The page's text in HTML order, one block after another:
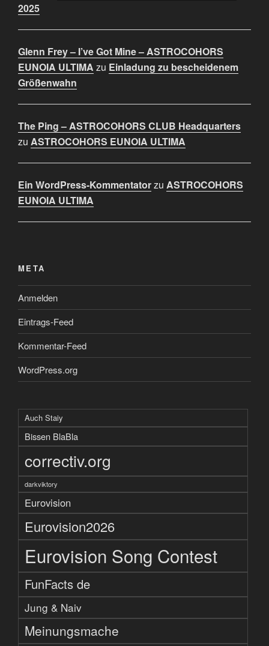
2025
Glenn Frey – I’ve Got Mine – ASTROCOHORS
EUNOIA ULTIMA zu Einladung zu bescheidenem
Größenwahn
The Ping – ASTROCOHORS CLUB Headquarters
zu ASTROCOHORS EUNOIA ULTIMA
Ein WordPress-Kommentatorzu ASTROCOHORS
EUNOIA ULTIMA
META
Anmelden
Eintrags-Feed
Kommentar-Feed
WordPress.org
Auch Staiy
Bissen BlaBla
correctiv.org
darkviktory
Eurovision
Eurovision2026
Eurovision Song Contest
FunFacts de
Jung & Naiv
Meinungsmache